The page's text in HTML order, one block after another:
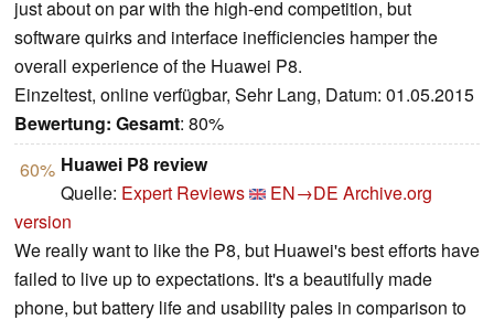
just about on par with the high-end competition, but
software quirks and interface inefficiencies hamper the
overall experience of the Huawei P8.
Einzeltest, online verfügbar, Sehr Lang, Datum: 01.05.2015
Bewertung: Gesamt: 80%
60% Huawei P8 review
Quelle: Expert Reviews EN→DE Archive.org
version
We really want to like the P8, but Huawei's best efforts have
failed to live up to expectations. It's a beautifully made
phone, but battery life and usability pales in comparison to